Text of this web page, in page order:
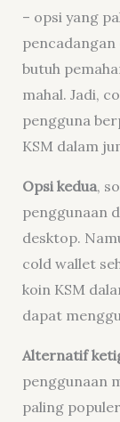
– opsi yang
pencadangan
butuh
mahal. Jadi,
pengguna
KSM dalam
Opsi kedua,
penggunaan
desktop.
cold wallet
koin KSM
dapat
Alternatif
penggunaan
paling